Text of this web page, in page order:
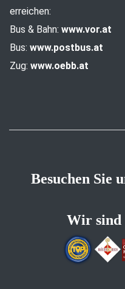
erreichen:
Bus & Bahn: www.vor.at
Bus: www.postbus.at
Zug: www.oebb.at
Besuchen Sie
Wir sind